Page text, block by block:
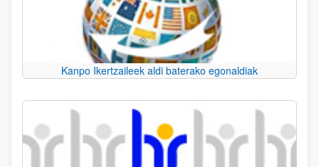
Kanpo Ikertzaileek aldi baterako egonaldiak